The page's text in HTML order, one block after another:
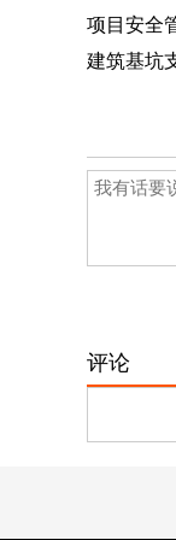
项目安全
建筑基坑
评论